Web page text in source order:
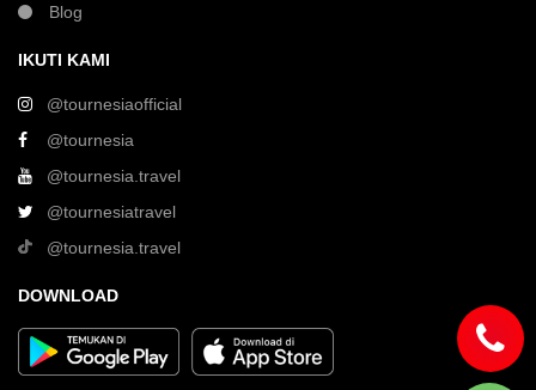
Blog
IKUTI KAMI
@tournesiaofficial
@tournesia
@tournesia.travel
@tournesiatravel
@tournesia.travel
DOWNLOAD